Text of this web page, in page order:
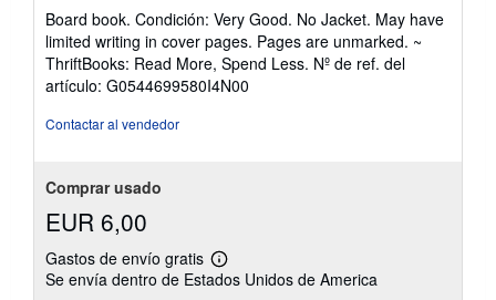
vendedor:
5
de
5
Board book. Condición: Very Good. No Jacket. May have
limited writing in cover pages. Pages are unmarked. ~
ThriftBooks: Read More, Spend Less. Nº de ref. del
artículo: G0544699580I4N00
Contactar al vendedor
Comprar usado
EUR 6,00
Gastos de envío gratis
Más
información
Se envía dentro de Estados Unidos de America